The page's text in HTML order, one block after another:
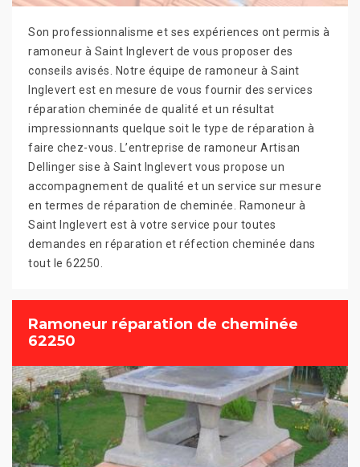
Son professionnalisme et ses expériences ont permis à
ramoneur à Saint Inglevert de vous proposer des
conseils avisés. Notre équipe de ramoneur à Saint
Inglevert est en mesure de vous fournir des services
réparation cheminée de qualité et un résultat
impressionnants quelque soit le type de réparation à
faire chez-vous. L’entreprise de ramoneur Artisan
Dellinger sise à Saint Inglevert vous propose un
accompagnement de qualité et un service sur mesure
en termes de réparation de cheminée. Ramoneur à
Saint Inglevert est à votre service pour toutes
demandes en réparation et réfection cheminée dans
tout le 62250.
Ramoneur réparation de cheminée
62250